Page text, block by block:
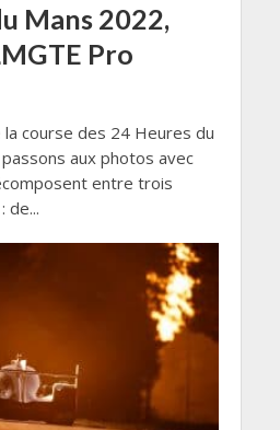
Mans 2022,
Pro
course des 24 Heures du
aux photos avec
entre trois
de...